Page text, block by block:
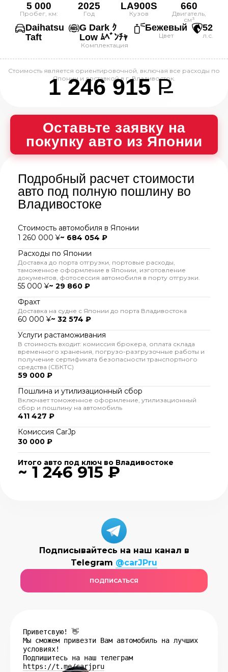
5 000
Пробег, км:
2025
Год
LA900S
Кузов
660
Двигатель,
см³
Daihatsu
Taft
G Dark ｸ
Low ﾑﾍﾞﾝﾁｬ
Комплектация
Бежевый
Цвет
52
л.с.
Стоимость является ориентировочной, включая все расходы по
Японии и доставкой в г. Владивосток.
1 246 915P
--
Оставьте заявку на
покупку авто из Японии
Подробный расчет стоимости
авто под полную пошлину во
Владивостоке
Стоимость автомобиля в Японии
1 260 000 ¥~ 684 054 ₽
Расходы по Японии
Доставка до порта отгрузки, портовые расходы,
таможенное оформление в Японии, изготовление
документов, фотосессия автомобиля в порту отгрузки.
55 000 ¥~ 29 860 ₽
Фрахт
Доставка на судне с Японии до порта Владивостока
60 000 ¥~ 32 574 ₽
Услуги растаможивания
В стоимость входит: комиссия брокера, оплата склада
временного хранения, погрузо-разгрузочные работы и
получение сертификата безопасности транспортного
средства (СБКТС)
59 000 ₽
Пошлина и утилизационный сбор
Включает томоженное оформление, утилизационный
сбор и пошлину на автомобиль
411 427 ₽
Комиссия CarJp
30 000 ₽
Итого авто под ключ во Владивостоке
~ 1 246 915 ₽
Подписывайтесь на наш канал в
Telegram @carJPru
ПОДПИСАТЬСЯ
Приветсвую! 👋
Мы сможем привезти Вам автомобиль на лучших
условиях!
Подпишитесь на наш телеграм
https://t.me/carjpru